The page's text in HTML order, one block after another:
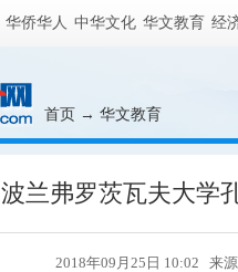
华侨华人 中华文化 华文教育 经
首页 → 华文教育
波兰弗罗茨瓦夫大学
2018年09月25日 10:02 来